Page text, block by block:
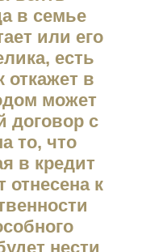
в семье
или его
есть
откажет в
может
договор с
то, что
в кредит
отнесена к
нести